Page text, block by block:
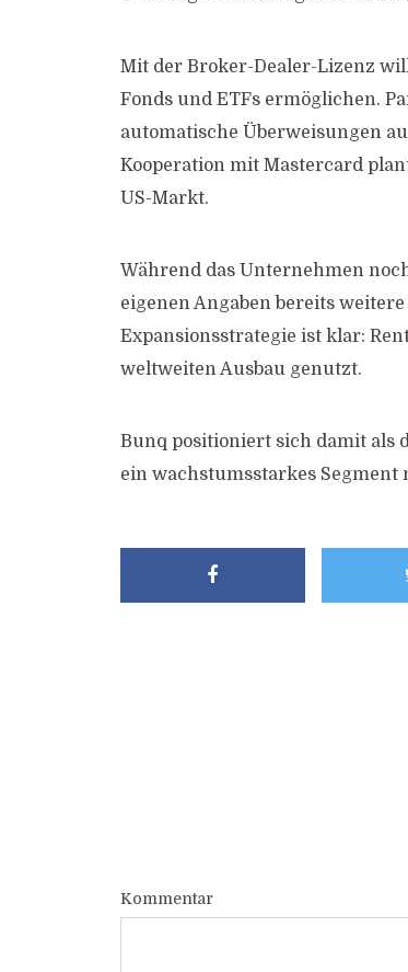
Mit der Broker-Dealer-Lizenz
Fonds und ETFs ermöglichen.
automatische Überweisungen
Kooperation mit Mastercard
US-Markt.
Während das Unternehmen
eigenen Angaben bereits
Expansionsstrategie ist klar:
weltweiten Ausbau genutzt.
Bunq positioniert sich damit als
ein wachstumsstarkes
Kommentar